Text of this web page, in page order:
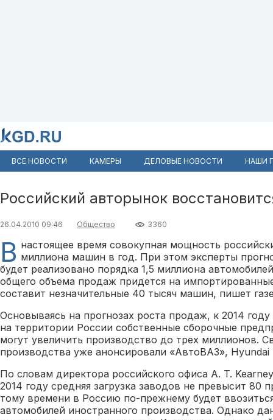
ВСЕ НОВОСТИ КАМЕРЫ ДЕЛОВЫЕ НОВОСТИ НАШИ
Российский авторынок
26.04.2010 09:46 Общество 3360
В настоящее время совокупная мощность
миллиона машин в год. При этом эксперты
будет реализовано порядка 1,5 миллиона
общего объема продаж придется на
составит незначительные 40 тысяч машин, пишет
Основываясь на прогнозах роста продаж, к 2014
на территории России собственные сборочные
могут увеличить производство до трех миллионов.
производства уже анонсировали «АвтоВАЗ», Hyundai
По словам директора российского офиса A. T.
2014 году средняя загрузка заводов не превысит 80
тому времени в Россию по-прежнему будет
автомобилей иностранного производства. Однако